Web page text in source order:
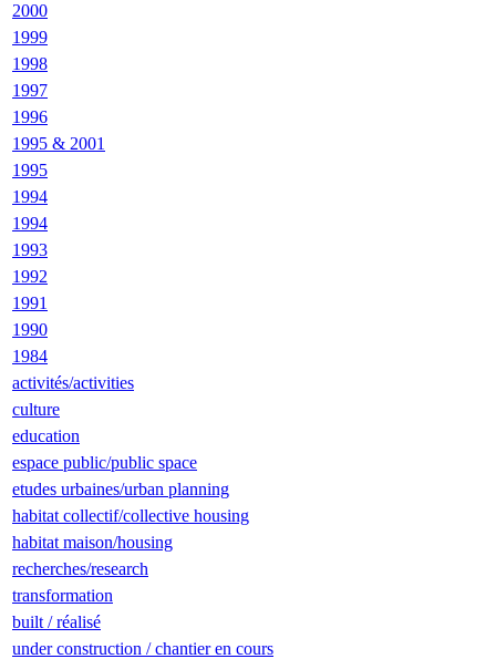
2000
1999
1998
1997
1996
1995 & 2001
1995
1994
1994
1993
1992
1991
1990
1984
activités/activities
culture
education
espace public/public space
etudes urbaines/urban planning
habitat collectif/collective housing
habitat maison/housing
recherches/research
transformation
built / réalisé
under construction / chantier en cours